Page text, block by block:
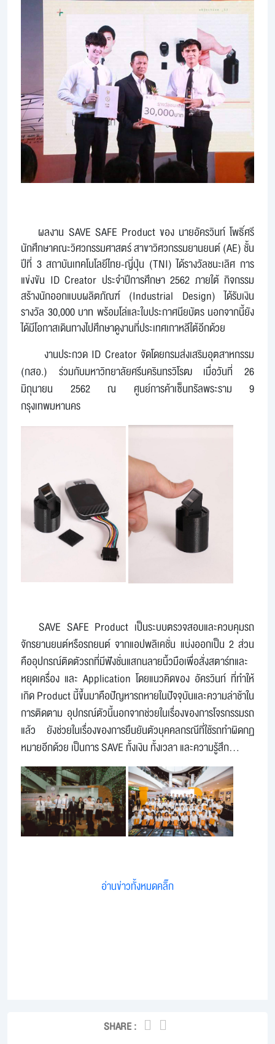
ผลงาน SAVE SAFE Product ของ นายอัครวินท์ โพธิ์ศรี
นักศึกษาคณะวิศวกรรมศาสตร์ สาขาวิศวกรรมยานยนต์ (AE) ชั้น
ปีที่ 3 สถาบันเทคโนโลยีไทย-ญี่ปุ่น (TNI) ได้รางวัลชนะเลิศ การ
แข่งขัน ID Creator ประจำปีการศึกษา 2562 ภายใต้ กิจกรรม
สร้างนักออกแบบผลิตภัณฑ์ (Industrial Design) ได้รับเงิน
รางวัล 30,000 บาท พร้อมโล่และใบประกาศนียบัตร นอกจากนี้ยัง
ได้มีโอกาสเดินทางไปศึกษาดูงานที่ประเทศเกาหลีใต้อีกด้วย
งานประกวด ID Creator จัดโดยกรมส่งเสริมอุตสาหกรรม
(กสอ.) ร่วมกับมหาวิทยาลัยศรีนครินทรวิโรฒ เมื่อวันที่ 26
มิถุนายน 2562 ณ ศูนย์การค้าเซ็นทรัลพระราม 9
กรุงเทพมหานคร
SAVE SAFE Product เป็นระบบตรวจสอบและควบคุมรถ
จักรยานยนต์หรือรถยนต์ จากแอปพลิเคชั่น แบ่งออกเป็น 2 ส่วน
คืออุปกรณ์ติดตัวรถที่มีฟังชั่นแสกนลายนิ้วมือเพื่อสั่งสตาร์ทและ
หยุดเครื่อง และ Application โดยแนวคิดของ อัครวินท์ ที่ทำให้
เกิด Product นี้ขึ้นมาคือปัญหารถหายในปัจจุบันและความล่าช้าใน
การติดตาม อุปกรณ์ตัวนี้นอกจากช่วยในเรื่องของการโจรกรรมรถ
แล้ว ยังช่วยในเรื่องของการยืนยันตัวบุคคลกรณีที่ใช้รถทำผิดกฏ
หมายอีกด้วย เป็นการ SAVE ทั้งเงิน ทั้งเวลา และความรู้สึก...
อ่านข่าวทั้งหมดคลิ๊ก
SHARE :